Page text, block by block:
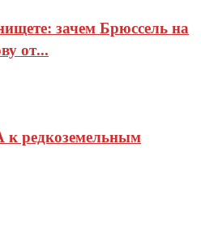
зачем Брюссель на
от...
редкоземельным